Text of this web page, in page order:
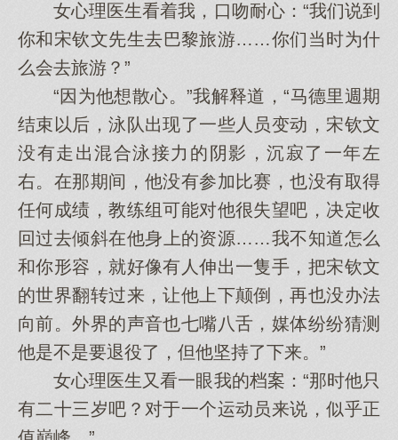
女心理医生看着我，口吻耐心：“我们说到
你和宋钦文先生去巴黎旅游……你们当时为什
么会去旅游？”
“因为他想散心。”我解释道，“马德里週期
结束以后，泳队出现了一些人员变动，宋钦文
没有走出混合泳接力的阴影，沉寂了一年左
右。在那期间，他没有参加比赛，也没有取得
任何成绩，教练组可能对他很失望吧，决定收
回过去倾斜在他身上的资源……我不知道怎么
和你形容，就好像有人伸出一隻手，把宋钦文
的世界翻转过来，让他上下颠倒，再也没办法
向前。外界的声音也七嘴八舌，媒体纷纷猜测
他是不是要退役了，但他坚持了下来。”
女心理医生又看一眼我的档案：“那时他只
有二十三岁吧？对于一个运动员来说，似乎正